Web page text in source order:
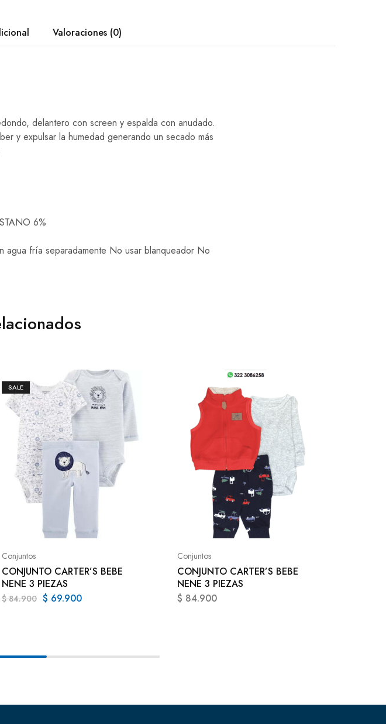
Valoraciones (0)
delantero con screen y espalda con anudado.
y expulsar la humedad generando un secado más
6%
agua fría separadamente No usar blanqueador No
SALE
Conjuntos
CONJUNTO CARTER’S BEBE
NENE 3 PIEZAS
$84.900 $ 69.900
Conjuntos
CONJUNTO CARTER’S BEBE
NENE 3 PIEZAS
$ 84.900